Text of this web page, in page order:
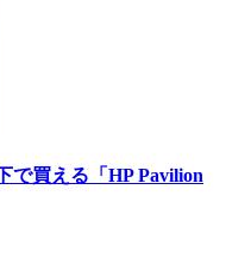
で買える「HP Pavilion